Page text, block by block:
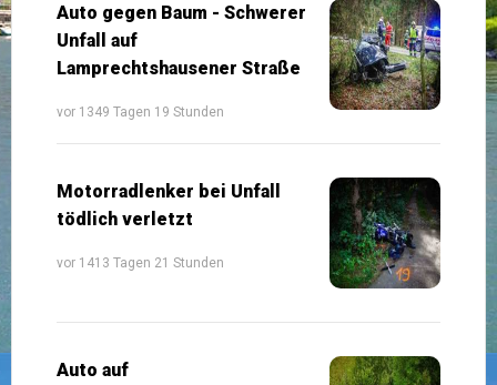
Auto gegen Baum - Schwerer
Unfall auf
Lamprechtshausener Straße
vor 1349 Tagen 19 Stunden
Motorradlenker bei Unfall
tödlich verletzt
vor 1413 Tagen 21 Stunden
Auto auf